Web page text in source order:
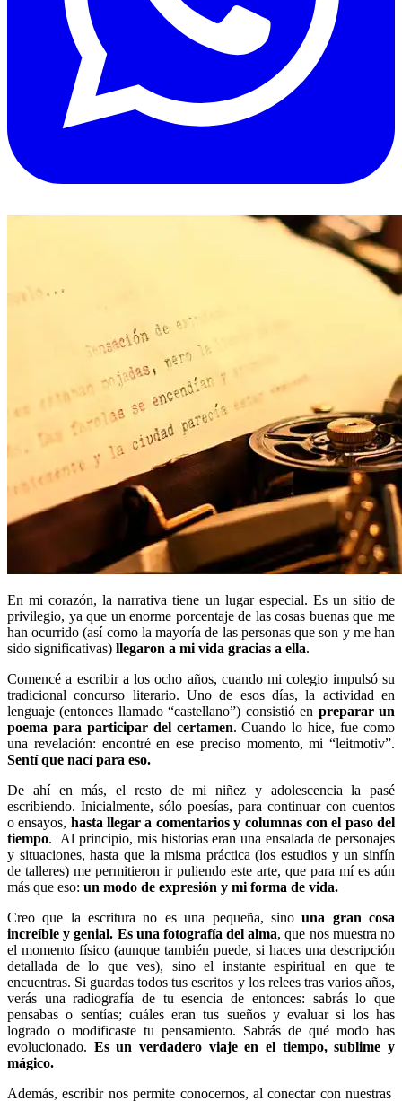
En mi corazón, la narrativa tiene un lugar especial. Es un sitio de
privilegio, ya que un enorme porcentaje de las cosas buenas que me
han ocurrido (así como la mayoría de las personas que son y me han
sido significativas) llegaron a mi vida gracias a ella.
Comencé a escribir a los ocho años, cuando mi colegio impulsó su
tradicional concurso literario. Uno de esos días, la actividad en
lenguaje (entonces llamado “castellano”) consistió en preparar un
poema para participar del certamen. Cuando lo hice, fue como
una revelación: encontré en ese preciso momento, mi “leitmotiv”.
Sentí que nací para eso.
De ahí en más, el resto de mi niñez y adolescencia la pasé
escribiendo. Inicialmente, sólo poesías, para continuar con cuentos
o ensayos, hasta llegar a comentarios y columnas con el paso del
tiempo. Al principio, mis historias eran una ensalada de personajes
y situaciones, hasta que la misma práctica (los estudios y un sinfín
de talleres) me permitieron ir puliendo este arte, que para mí es aún
más que eso: un modo de expresión y mi forma de vida.
Creo que la escritura no es una pequeña, sinouna gran cosa
increíble y genial. Es una fotografía del alma, que nos muestra no
el momento físico (aunque también puede, si haces una descripción
detallada de lo que ves), sino el instante espiritual en que te
encuentras. Si guardas todos tus escritos y los relees tras varios años,
verás una radiografía de tu esencia de entonces: sabrás lo que
pensabas o sentías; cuáles eran tus sueños y evaluar si los has
logrado o modificaste tu pensamiento. Sabrás de qué modo has
evolucionado. Es un verdadero viaje en el tiempo, sublime y
mágico.
Además, escribir nos permite conocernos, al conectar con nuestras